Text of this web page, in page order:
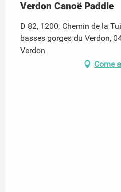
Verdon Canoë Paddle
D 82, 1200, Chemin de la
basses gorges du Verdon,
Verdon
Come